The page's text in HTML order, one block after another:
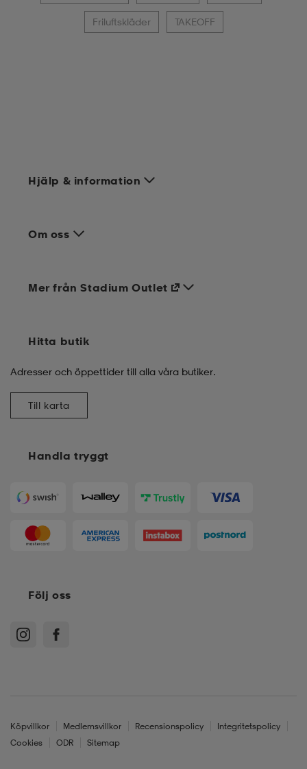
Friluftskläder TAKEOFF
Hjälp & information
Om oss
Handla tryggt
Mer från Stadium Outlet
Hitta butik
Adresser och öppettider till alla våra butiker.
Till karta
Följ oss
Köpvillkor Medlemsvillkor Recensionspolicy
Integritetspolicy
Cookies
ODR Sitemap